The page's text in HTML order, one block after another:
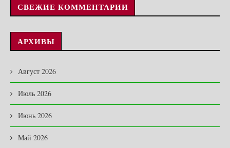
СВЕЖИЕ КОММЕНТАРИИ
АРХИВЫ
Август 2026
Июль 2026
Июнь 2026
Май 2026